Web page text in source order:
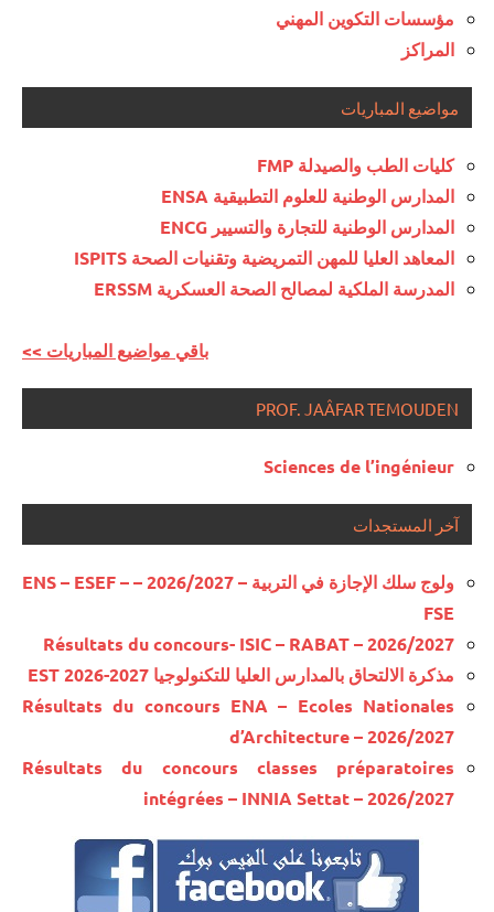
مؤسسات التكوين المهني
المراكز
مواضيع المباريات
كليات الطب والصيدلة FMP
المدارس الوطنية للعلوم التطبيقية ENSA
المدارس الوطنية للتجارة والتسيير ENCG
المعاهد العليا للمهن التمريضية وتقنيات الصحة ISPITS
المدرسة الملكية لمصالح الصحة العسكرية ERSSM
<< باقي مواضيع المباريات
PROF. JAÂFAR TEMOUDEN
Sciences de l’ingénieur
آخر المستجدات
ولوج سلك الإجازة في التربية – 2026/2027 – ENS – ESEF –
FSE
Résultats du concours- ISIC – RABAT – 2026/2027
مذكرة الالتحاق بالمدارس العليا للتكنولوجيا EST 2026-2027
Résultats du concours ENA – Ecoles Nationales
d’Architecture – 2026/2027
Résultats du concours classes préparatoires
intégrées – INNIA Settat – 2026/2027